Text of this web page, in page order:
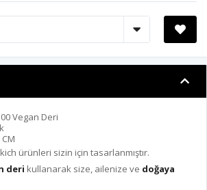
Vegan Deri
ürünleri sizin için tasarlanmıştır.
deri kullanarak size, ailenize ve doğaya